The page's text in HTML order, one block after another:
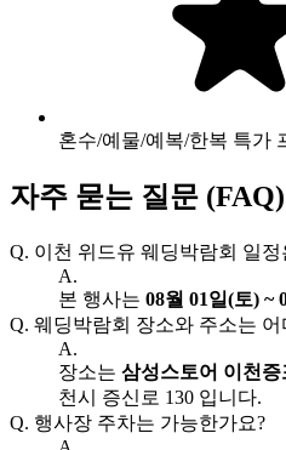
혼수/예물/예복/한복 특가
자주 묻는 질문 (FAQ)
Q. 이천 위드유 웨딩박람회 일
A.
본 행사는 08월 01일(토) ~
Q. 웨딩박람회 장소와 주소는 어
A.
장소는 삼성스토어 이천증
천시 증신로 130 입니다.
Q. 행사장 주차는 가능한가요?